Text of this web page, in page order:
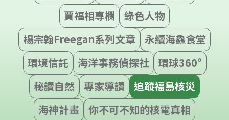
賈福相專欄
綠色人物
楊宗翰Freegan系列文章
永續海鱻食堂
環境信託
海洋事務偵探社
環球360°
秘讀自然
專家導讀
追蹤福島核災
海神計畫
你不可不知的核電真相